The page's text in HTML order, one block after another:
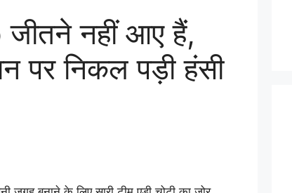
नहीं आए हैं,
पर निकल पड़ी हंसी